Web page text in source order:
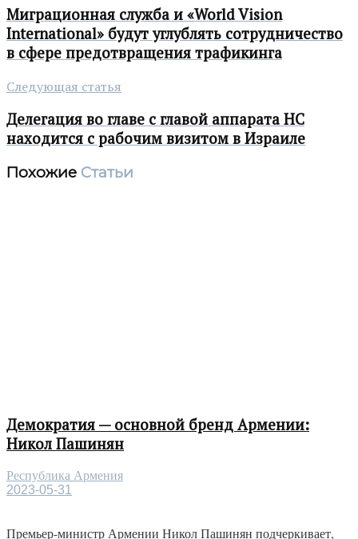
Миграционная служба и «World Vision
International» будут углублять сотрудничество
в сфере предотвращения трафикинга
Следующая статья
Делегация во главе с главой аппарата НС
находится с рабочим визитом в Израиле
Похожие Статьи
Демократия — основной бренд Армении:
Никол Пашинян
Республика Армения
2023-05-31
Премьер-министр Армении Никол Пашинян подчеркивает,